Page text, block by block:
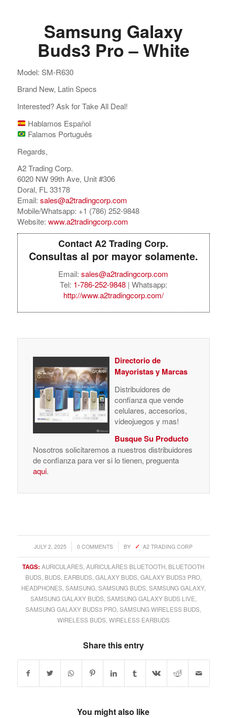
Samsung Galaxy
Buds3 Pro – White
Model: SM-R630
Brand New, Latin Specs
Interested? Ask for Take All Deal!
Hablamos Español
Falamos Português
Regards,
A2 Trading Corp.
6020 NW 99th Ave, Unit #306
Doral, FL 33178
Email: sales@a2tradingcorp.com
Mobile/Whatsapp: +1 (786) 252-9848
Website: www.a2tradingcorp.com
Contact A2 Trading Corp.
Consultas al por mayor solamente.
Email:sales@a2tradingcorp.com
Tel: 1-786-252-9848| Whatsapp:
http://www.a2tradingcorp.com/
Directorio de
Mayoristas y Marcas
Distribuidores de
confianza que vende
celulares, accesorios,
videojuegos y mas!
Busque Su Producto
Nosotros solicitaremos a nuestros distribuidores
de confianza para ver si lo tienen, preguenta
aqui.
JULY 2, 2025
/ 0 COMMENTS
/ BY A2 TRADING CORP
TAGS: AURICULARES ,AURICULARES BLUETOOTH BLUETOOTH
BUDS BUDS EARBUDS GALAXY BUDS GALAXY BUDS3 PRO,
HEADPHONES SAMSUNG, SAMSUNG BUDS SAMSUNG GALAXY,
SAMSUNG GALAXY BUDS SAMSUNG GALAXY BUDS LIVE
SAMSUNG GALAXY BUDS3 PRO ,SAMSUNG WIRELESS BUDS
WIRELESS BUDS WIRELESS EARBUDS
Share this entry
You might also like